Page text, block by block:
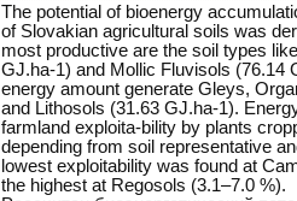
The potential of bioenergy
of Slovakian agricultural soils was
most productive are the soil types
GJ.ha-1) and Mollic Fluvisols (76.14
energy amount generate Gleys,
and Lithosols (31.63 GJ.ha-1).
farmland exploita-bility by plants
depending from soil representative
lowest exploitability was found at
the highest at Regosols (3.1–7.0 %).